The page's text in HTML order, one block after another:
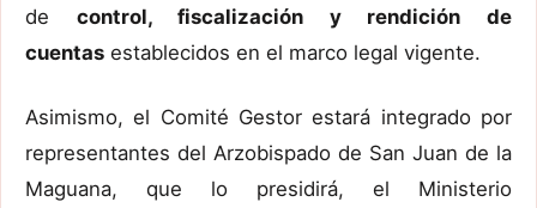
de control, fiscalización y rendición de
cuentas establecidos en el marco legal vigente.
Asimismo, el Comité Gestor estará integrado por
representantes del Arzobispado de San Juan de la
Maguana, que lo presidirá, el Ministerio